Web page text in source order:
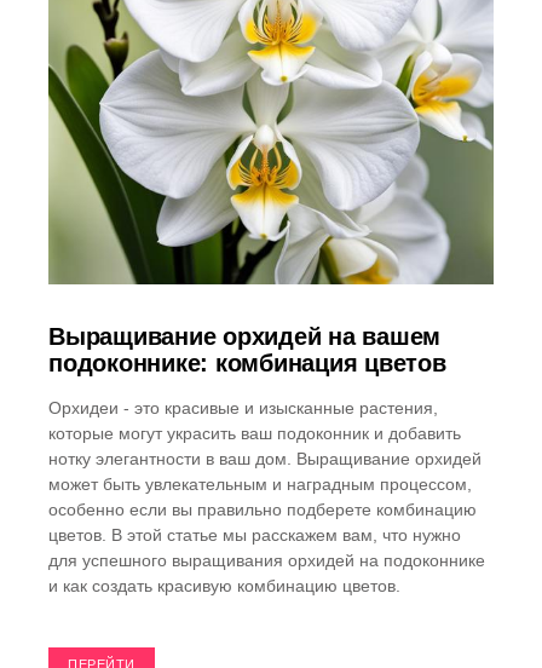
Выращивание орхидей на вашем
подоконнике: комбинация цветов
Орхидеи - это красивые и изысканные растения,
которые могут украсить ваш подоконник и добавить
нотку элегантности в ваш дом. Выращивание орхидей
может быть увлекательным и наградным процессом,
особенно если вы правильно подберете комбинацию
цветов. В этой статье мы расскажем вам, что нужно
для успешного выращивания орхидей на подоконнике
и как создать красивую комбинацию цветов.
ПЕРЕЙТИ